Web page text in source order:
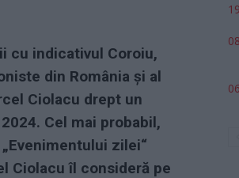
cu indicativul Coroiu,
din România și al
Ciolacu drept un
Cel mai probabil,
zilei“
Ciolacu îl consideră pe